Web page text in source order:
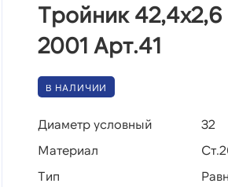
Тройник
2001 Арт.41
В НАЛИЧИИ
Диаметр условный
32
Материал
Тип